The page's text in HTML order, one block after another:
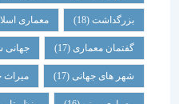
بزرگداشت (18) معماری اسلامی(18)
گفتمان معماری (17) جهانی شدن(17)
شهر های جهانی(17) میراث جهانی(17)